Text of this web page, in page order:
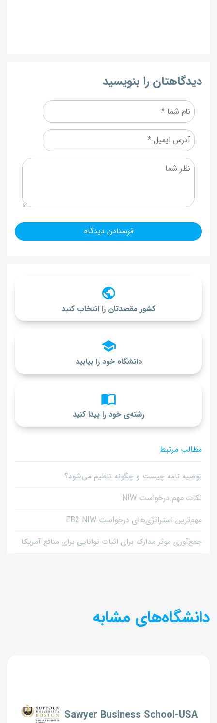
دیدگاهتان را بنویسید
کشور مقصدتان را انتخاب کنید
دانشگاه خود را بیابید
رشته‌ی خود را پیدا کنید
مطالب مرتبط
توصیه نامه چیست و چگونه تنظیم می‌شود؟
نکات مهم درخواست NIW
مهم‌ترین استراتژی‌های درخواست EB2 NIW
جمع‌آوری موثر مدارک برای اثبات توانایی برای منافع آمریکا
دانشگاه‌های مشابه
Sawyer Business School-USA